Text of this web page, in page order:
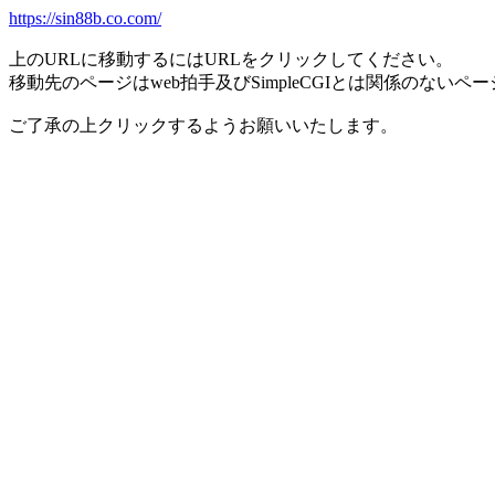
https://sin88b.co.com/
上のURLに移動するにはURLをクリックしてください。
移動先のページはweb拍手及びSimpleCGIとは関係のないペ
ご了承の上クリックするようお願いいたします。